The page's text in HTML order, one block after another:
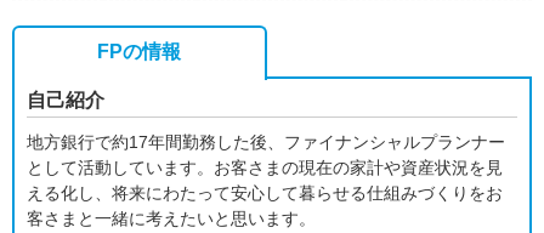
FPの情報
自己紹介
地方銀行で約17年間勤務した後、ファイナンシャルプランナー
として活動しています。お客さまの現在の家計や資産状況を見
える化し、将来にわたって安心して暮らせる仕組みづくりをお
客さまと一緒に考えたいと思います。